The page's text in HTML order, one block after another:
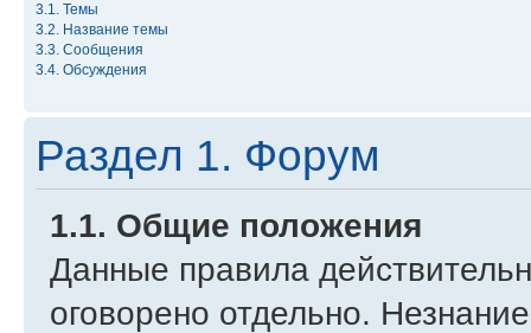
3.1. Темы
3.2. Название темы
3.3. Сообщения
3.4. Обсуждения
Раздел 1. Форум
1.1. Общие положения
Данные правила
оговорено отдельно.